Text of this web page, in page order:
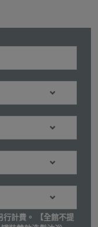
行計費。 【全館不提